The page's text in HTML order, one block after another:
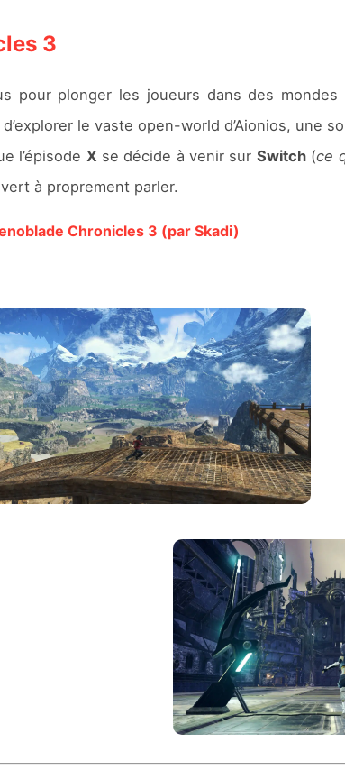
3
pour plonger les joueurs dans des
le vaste open-world d’Aionios,
l’épisode X se décide à venir sur Switch(ce
à proprement parler.
Chronicles 3 (par Skadi)